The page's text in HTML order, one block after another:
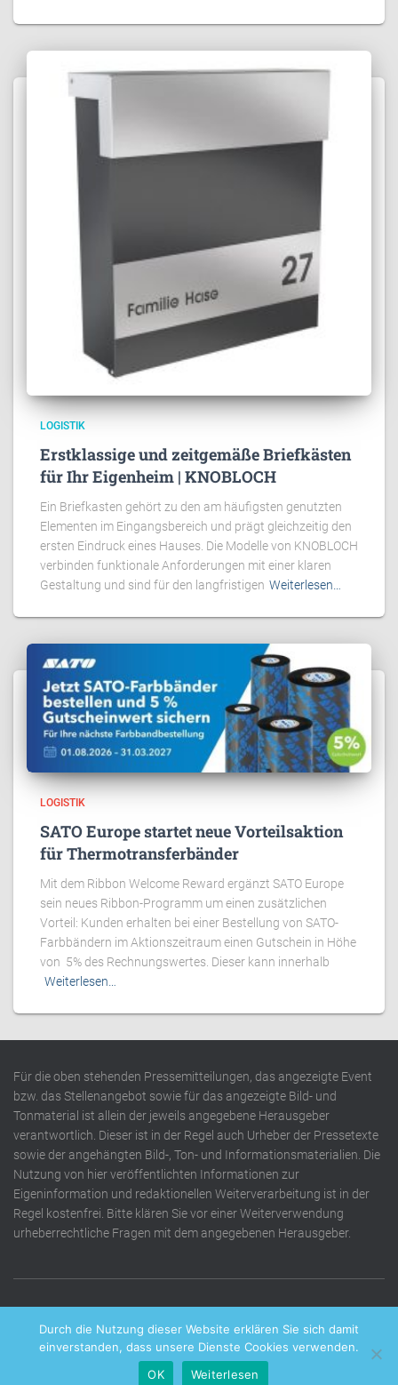
LOGISTIK
Erstklassige und zeitgemäße Briefkästen
für Ihr Eigenheim | KNOBLOCH
Ein Briefkasten gehört zu den am häufigsten genutzten
Elementen im Eingangsbereich und prägt gleichzeitig den
ersten Eindruck eines Hauses. Die Modelle von KNOBLOCH
verbinden funktionale Anforderungen mit einer klaren
Gestaltung und sind für den langfristigen Weiterlesen…
LOGISTIK
SATO Europe startet neue Vorteilsaktion
für Thermotransferbänder
Mit dem Ribbon Welcome Reward ergänzt SATO Europe
sein neues Ribbon-Programm um einen zusätzlichen
Vorteil: Kunden erhalten bei einer Bestellung von SATO-
Farbbändern im Aktionszeitraum einen Gutschein in Höhe
von 5% des Rechnungswertes. Dieser kann innerhalb
Weiterlesen…
Für die oben stehenden Pressemitteilungen, das angezeigte Event
bzw. das Stellenangebot sowie für das angezeigte Bild- und
Tonmaterial ist allein der jeweils angegebene Herausgeber
verantwortlich. Dieser ist in der Regel auch Urheber der Pressetexte
sowie der angehängten Bild-, Ton- und Informationsmaterialien. Die
Nutzung von hier veröffentlichten Informationen zur
Eigeninformation und redaktionellen Weiterverarbeitung ist in der
Regel kostenfrei. Bitte klären Sie vor einer Weiterverwendung
urheberrechtliche Fragen mit dem angegebenen Herausgeber.
Durch die Nutzung dieser Website erklären Sie sich damit
einverstanden, dass unsere Dienste Cookies verwenden.
OK
Weiterlesen